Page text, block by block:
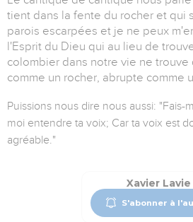
tient dans la fente du rocher et qui
parois escarpées et je ne peux
l'Esprit du Dieu qui au lieu de
colombier dans notre vie ne
comme un rocher, abrupte comme
Puissions nous dire nous aussi: "Fais-
moi entendre ta voix; Car ta voix est
agréable."
Xavier Lavie
S'abonner à